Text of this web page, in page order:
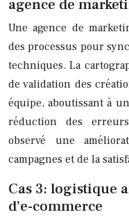
agence de
Une agence de
des processus pour
techniques. La
de validation des
équipe, aboutissant à
réduction des
observé une
campagnes et de la
Cas 3: logistique
d’e-commerce